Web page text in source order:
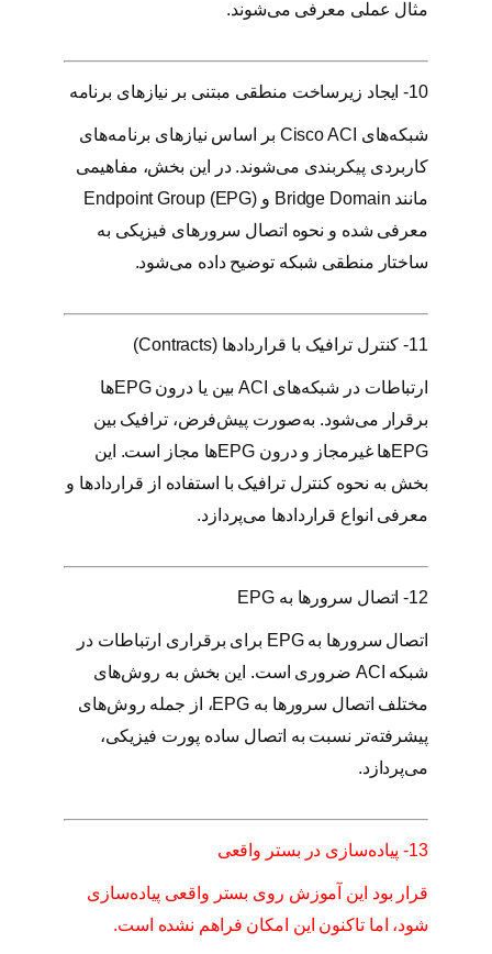
مثال عملی معرفی می‌شوند.
10- ایجاد زیرساخت منطقی مبتنی بر نیازهای برنامه
شبکه‌های Cisco ACI بر اساس نیازهای برنامه‌های
کاربردی پیکربندی می‌شوند. در این بخش، مفاهیمی
مانند Bridge Domain و Endpoint Group (EPG)
معرفی شده و نحوه اتصال سرورهای فیزیکی به
ساختار منطقی شبکه توضیح داده می‌شود.
11- کنترل ترافیک با قراردادها (Contracts)
ارتباطات در شبکه‌های ACI بین یا درون EPGها
برقرار می‌شود. به‌صورت پیش‌فرض، ترافیک بین
EPGها غیرمجاز و درون EPGها مجاز است. این
بخش به نحوه کنترل ترافیک با استفاده از قراردادها و
معرفی انواع قراردادها می‌پردازد.
12- اتصال سرورها به EPG
اتصال سرورها به EPG برای برقراری ارتباطات در
شبکه ACI ضروری است. این بخش به روش‌های
مختلف اتصال سرورها به EPG، از جمله روش‌های
پیشرفته‌تر نسبت به اتصال ساده پورت فیزیکی،
می‌پردازد.
13- پیاده‌سازی در بستر واقعی
قرار بود این آموزش روی بستر واقعی پیاده‌سازی
شود، اما تاکنون این امکان فراهم نشده است.